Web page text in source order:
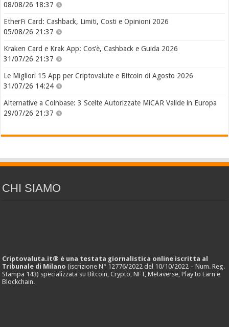
08/08/26 18:37
EtherFi Card: Cashback, Limiti, Costi e Opinioni 2026
05/08/26 21:37
Kraken Card e Krak App: Cos’è, Cashback e Guida 2026
31/07/26 21:37
Le Migliori 15 App per Criptovalute e Bitcoin di Agosto 2026
31/07/26 14:24
Alternative a Coinbase: 3 Scelte Autorizzate MiCAR Valide in Europa
29/07/26 21:37
CHI SIAMO
Criptovaluta.it® è una testata giornalistica online iscritta al
Tribunale di Milano (iscrizione N° 12776/2022 del 10/10/2022 – Num. Reg.
Stampa 143) specializzata su Bitcoin, Crypto, NFT, Metaverse, Play to Earn e
Blockchain.